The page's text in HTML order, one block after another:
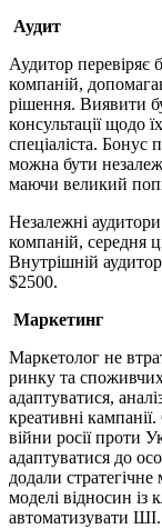
Аудит
Аудитор перевіряє
компаній,
рішення. Виявити
консультації щодо
спеціаліста. Бонус
можна бути
маючи великий
Незалежні
компаній, середня
Внутрішній
$2500.
Маркетинг
Маркетолог не
ринку та
адаптуватися,
креативні
війни росії проти
адаптуватися до
додали
моделі відносин із
автоматизувати ШІ.